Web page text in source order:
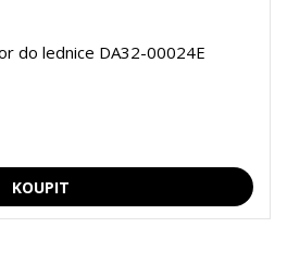
do lednice DA32-00024E